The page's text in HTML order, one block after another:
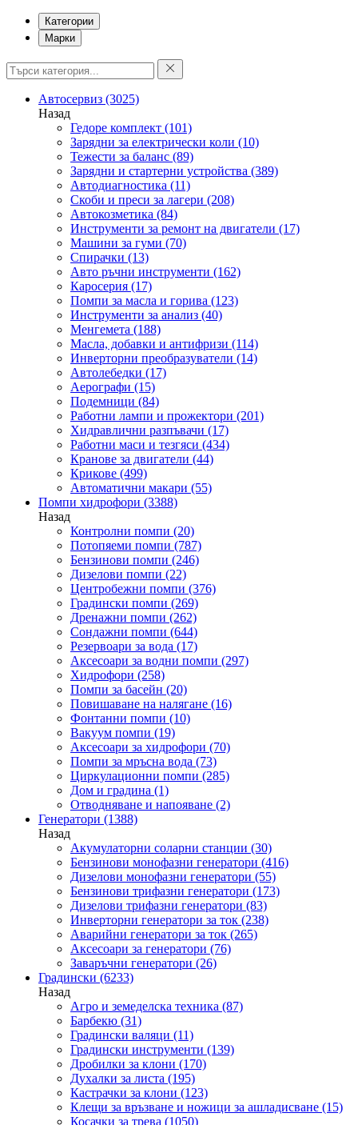
Категории
Марки
Автосервиз (3025)
Назад
Гедоре комплект (101)
Зарядни за електрически коли (10)
Тежести за баланс (89)
Зарядни и стартерни устройства (389)
Автодиагностика (11)
Скоби и преси за лагери (208)
Автокозметика (84)
Инструменти за ремонт на двигатели (17)
Машини за гуми (70)
Спирачки (13)
Авто ръчни инструменти (162)
Каросерия (17)
Помпи за масла и горива (123)
Инструменти за анализ (40)
Менгемета (188)
Масла, добавки и антифризи (114)
Инверторни преобразуватели (14)
Автолебедки (17)
Аерографи (15)
Подемници (84)
Работни лампи и прожектори (201)
Хидравлични разпъвачи (17)
Работни маси и тезгяси (434)
Кранове за двигатели (44)
Крикове (499)
Автоматични макари (55)
Помпи хидрофори (3388)
Назад
Контролни помпи (20)
Потопяеми помпи (787)
Бензинови помпи (246)
Дизелови помпи (22)
Центробежни помпи (376)
Градински помпи (269)
Дренажни помпи (262)
Сондажни помпи (644)
Резервоари за вода (17)
Аксесоари за водни помпи (297)
Хидрофори (258)
Помпи за басейн (20)
Повишаване на налягане (16)
Фонтанни помпи (10)
Вакуум помпи (19)
Аксесоари за хидрофори (70)
Помпи за мръсна вода (73)
Циркулационни помпи (285)
Дом и градина (1)
Отводняване и напояване (2)
Генератори (1388)
Назад
Акумулаторни соларни станции (30)
Бензинови монофазни генератори (416)
Дизелови монофазни генератори (55)
Бензинови трифазни генератори (173)
Дизелови трифазни генератори (83)
Инверторни генератори за ток (238)
Аварийни генератори за ток (265)
Аксесоари за генератори (76)
Заваръчни генератори (26)
Градински (6233)
Назад
Агро и земеделска техника (87)
Барбекю (31)
Градински валяци (11)
Градински инструменти (139)
Дробилки за клони (170)
Духалки за листа (195)
Кастрачки за клони (123)
Клещи за връзване и ножици за ашладисване (15)
Косачки за трева (1050)